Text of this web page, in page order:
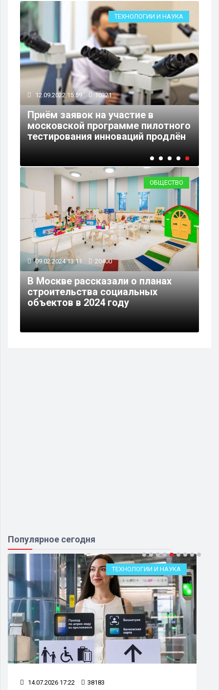
ТЕХНОЛОГИИ И НАУКА
12.09.2022 15:59 10321
Приём заявок на участие в
московской программе пилотного
тестирования инноваций продлён
ОБЩЕСТВО
09.02.2024 13:11 20400
В Москве рассказали о планах
строительства социальных
объектов в 2024 году
Популярное сегодня
ТЕХНОЛОГИИ И НАУКА
14.07.2026 17:22 38183